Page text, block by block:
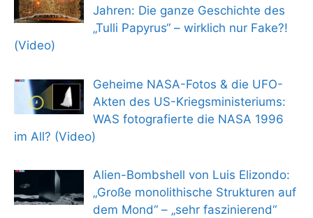
Jahren: Die ganze Geschichte des
„Tulli Papyrus“ – wirklich nur Fake?!
(Video)
Geheime NASA-Fotos & die UFO-
Akten des US-Kriegsministeriums:
WAS fotografierte die NASA 1996
im All? (Video)
Alien-Bombshell von Luis Elizondo:
„Große monolithische Strukturen auf
dem Mond“ – „sehr faszinierend“